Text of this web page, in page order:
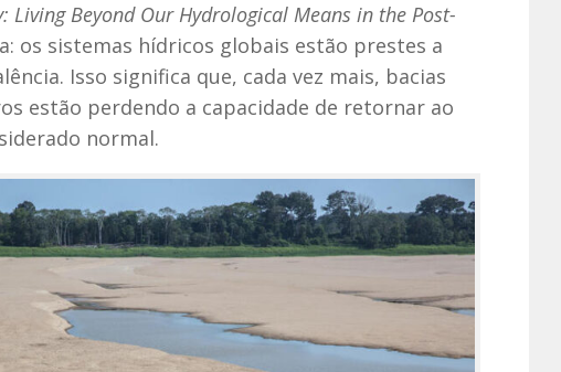
Living Beyond Our Hydrological Means in the Post-
os sistemas hídricos globais estão prestes a
Isso significa que, cada vez mais, bacias
estão perdendo a capacidade de retornar ao
normal.